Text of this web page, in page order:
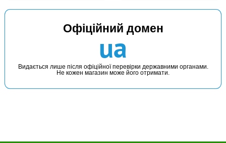
КУПИТИ
Офіційний домен
ua
Видається лише після офіційної перевірки державними органами.
Не кожен магазин може його отримати.